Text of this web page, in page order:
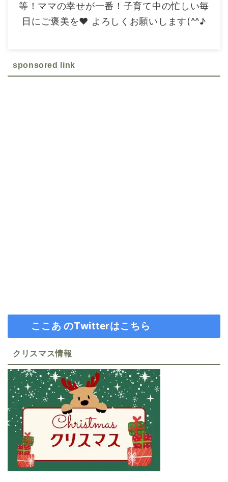
等！ママの幸せが一番！子育て中の忙しい毎
日にご褒美を❤ よろしくお願いします(^^♪
sponsored link
ここあ のTwitterはこちら
クリスマス情報